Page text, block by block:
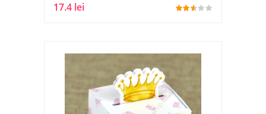
17.4 lei